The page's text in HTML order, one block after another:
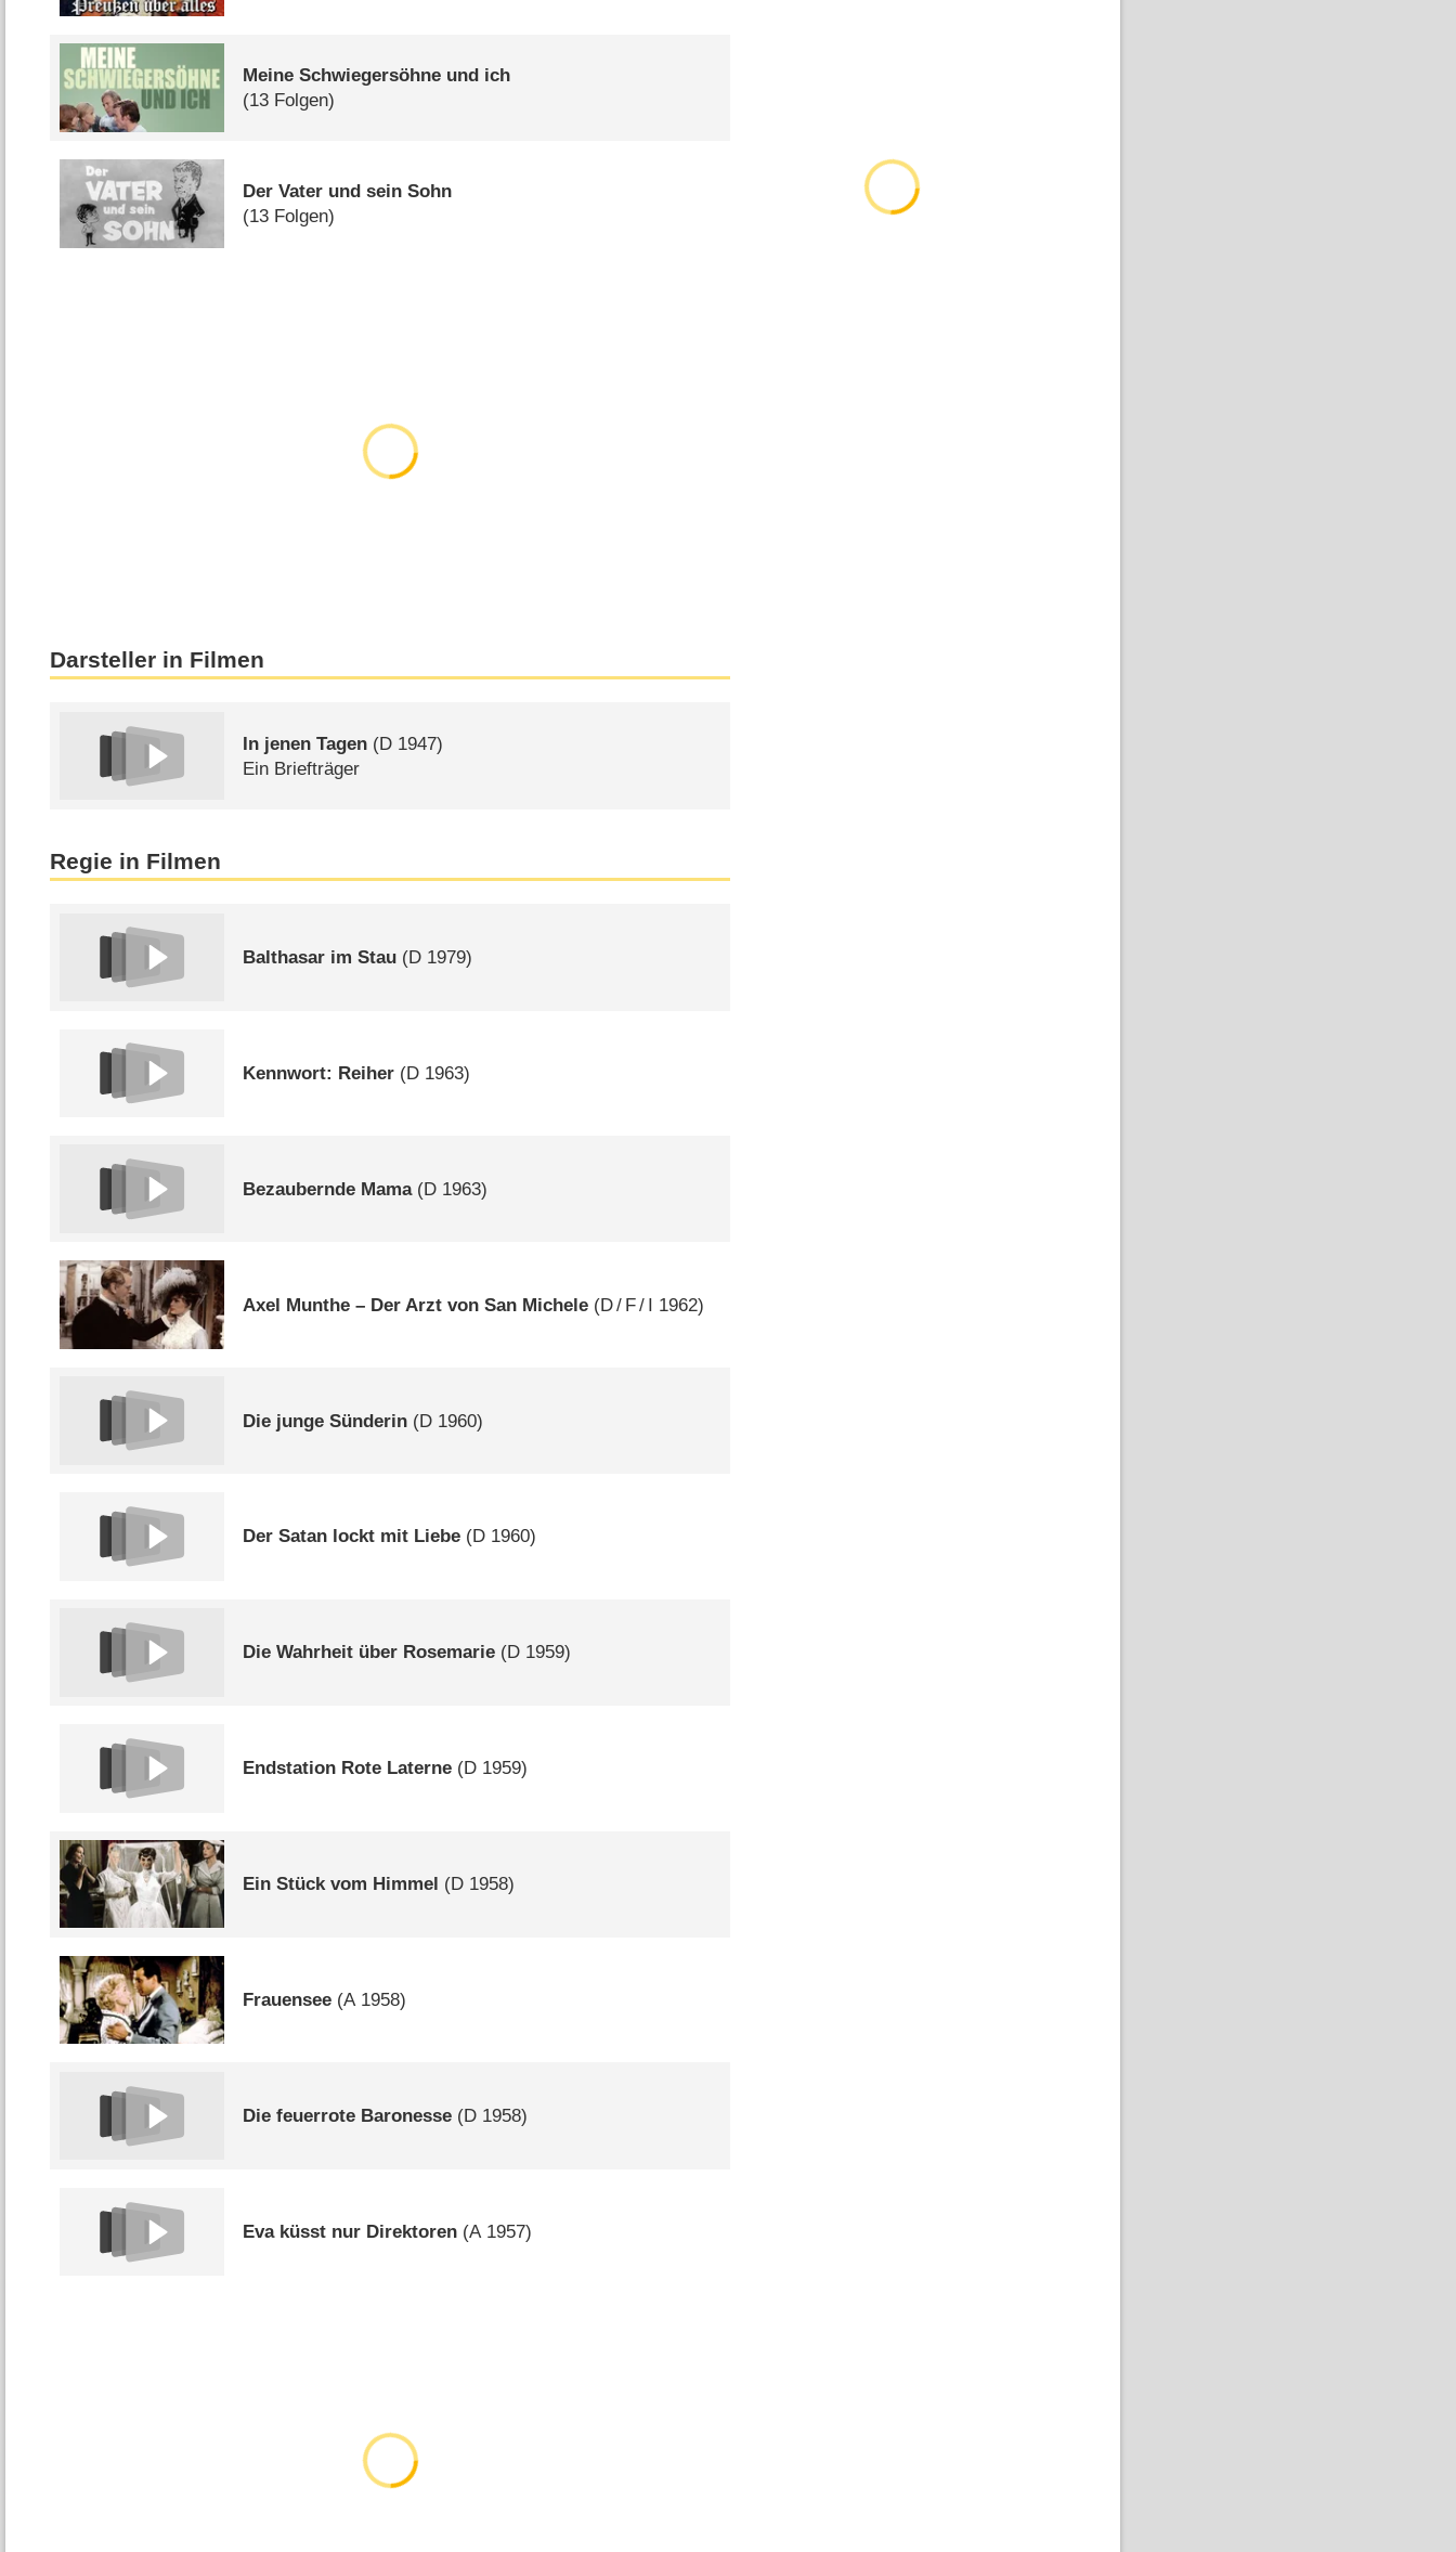
Meine Schwiegersöhne und ich
(13 Folgen)
Der Vater und sein Sohn
(13 Folgen)
Darsteller in Filmen
In jenen Tagen (D 1947)
Ein Briefträger
Regie in Filmen
Balthasar im Stau (D 1979)
Kennwort: Reiher (D 1963)
Bezaubernde Mama(D 1963)
Axel Munthe – Der Arzt von San Michele (D/ F/ I 1962)
Die junge Sünderin (D 1960)
Der Satan lockt mit Liebe (D 1960)
Die Wahrheit über Rosemarie (D 1959)
Endstation Rote Laterne (D 1959)
Ein Stück vom Himmel (D 1958)
Frauensee (A1958)
Die feuerrote Baronesse (D 1958)
Eva küsst nur Direktoren (A1957)